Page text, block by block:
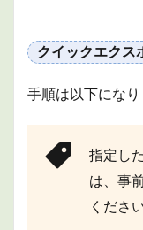
クイックエクス
手順は以下になり
指定し
は、事
ください